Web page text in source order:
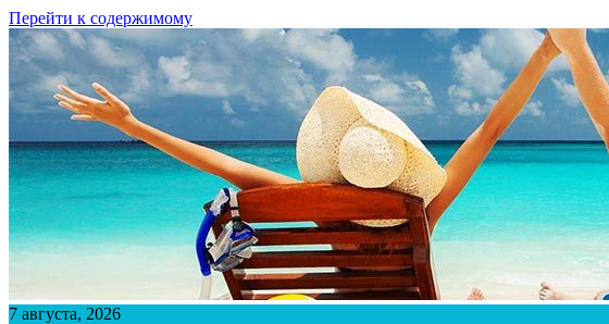
Перейти к содержимому
7 августа, 2026